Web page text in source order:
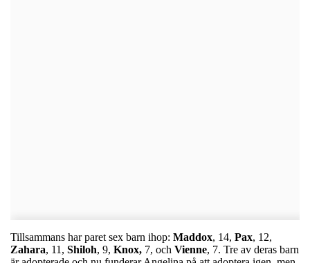
Tillsammans har paret sex barn ihop: Maddox, 14, Pax, 12,
Zahara, 11, Shiloh, 9, Knox, 7, och Vienne, 7. Tre av deras barn